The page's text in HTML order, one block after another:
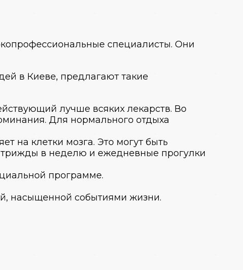
специалисты. Они
в Киеве, предлагают такие
лучше всяких лекарств. Во
Для нормального отдыха
на клетки мозга. Это могут быть
трижды в неделю и ежедневные прогулки
программе.
насыщенной событиями жизни.